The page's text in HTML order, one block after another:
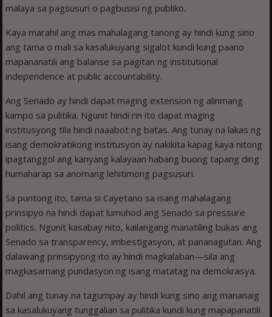
malaya sa pagsusuri o pagbusisi ng publiko.
Kaya marahil ang mas mahalagang tanong ay hindi kung sino
ang tama o mali sa kasalukuyang sigalot kundi kung paano
mapananatili ang balanse sa pagitan ng institutional
independence at public accountability.
Ang Senado ay hindi dapat maging extension ng alinmang
kampo sa pulitika. Ngunit hindi rin ito dapat maging
institusyong tila hindi naaabot ng batas. Ang tunay na lakas ng
isang demokratikong institusyon ay nakikita kapag kaya nitong
ipagtanggol ang kanyang kalayaan habang buong tapang ding
humaharap sa anomang lehitimong pagsusuri.
Sa puntong ito, tama si Cayetano sa isang mahalagang
prinsipyo na hindi dapat lumuhod ang Senado sa pressure
politics. Ngunit kasabay nito, kailangang manatiling bukas ang
Senado sa transparency, imbestigasyon, at pananagutan. Ang
dalawang prinsipyong ito ay hindi magkalaban—sila ang
magkasamang pundasyon ng isang matatag na demokrasya.
Dahil ang tunay na tagumpay ay hindi kung sino ang mananaig
sa kasalukuyang tunggalian sa pulitika kundi kung mapapanatili